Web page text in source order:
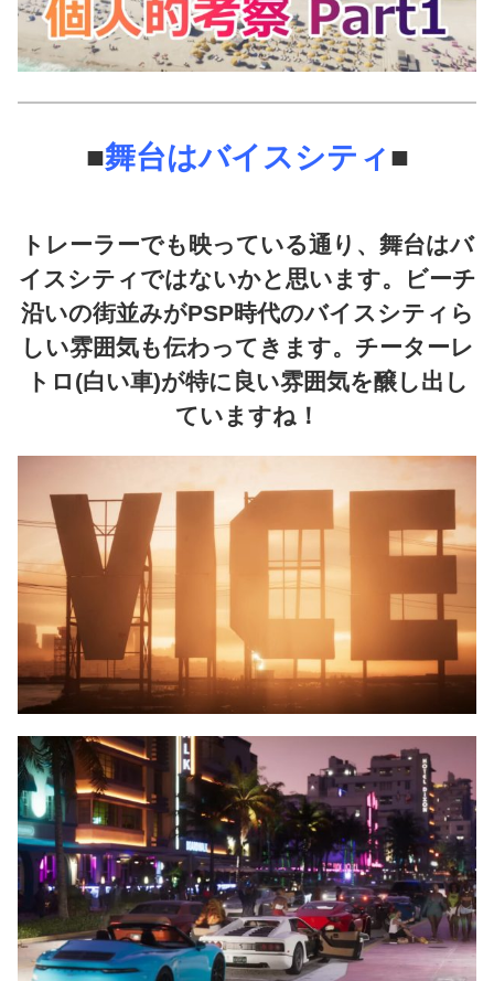
■舞台はバイスシティ■
トレーラーでも映っている通り、舞台はバ
イスシティではないかと思います。ビーチ
沿いの街並みがPSP時代のバイスシティら
しい雰囲気も伝わってきます。チーターレ
トロ(白い車)が特に良い雰囲気を醸し出し
ていますね！